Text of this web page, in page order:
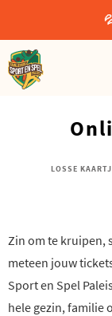
LOSSE
Zin om te kruipen,
meteen jouw
Sport en Spel
hele gezin, familie